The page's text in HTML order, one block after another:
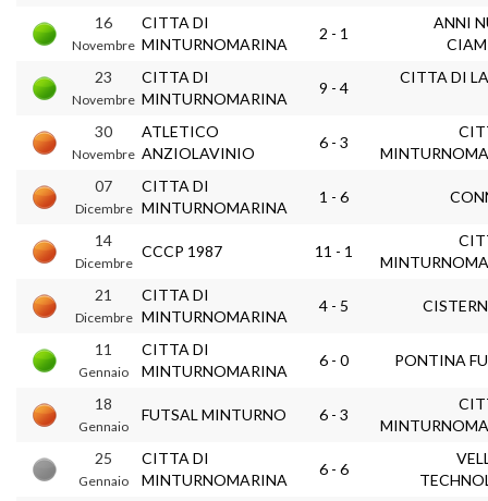
16
Novembre
CITTA DI
MINTURNOMARINA
2 - 1
ANNI
23
Novembre
CITTA DI
MINTURNOMARINA
9 - 4
CITTA DI
30
Novembre
ATLETICO
ANZIOLAVINIO
6 - 3
07
Dicembre
CITTA DI
MINTURNOMARINA
1 - 6
14
Dicembre
CCCP 1987 11 - 1
21
Dicembre
CITTA DI
MINTURNOMARINA
4 - 5
11
Gennaio
CITTA DI
MINTURNOMARINA
6 - 0 PONTINA
18
Gennaio
FUTSAL MINTURNO 6 - 3
25
Gennaio
CITTA DI
MINTURNOMARINA
6 - 6